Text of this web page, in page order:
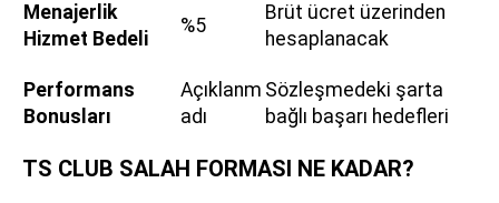
Menajerlik
Hizmet Bedeli
%5
Brüt ücret üzerinden
hesaplanacak
Performans
Bonusları
Açıklanm
adı
Sözleşmedeki şarta
bağlı başarı hedefleri
TS CLUB SALAH FORMASI NE KADAR?